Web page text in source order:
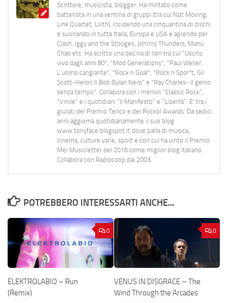
Scrittore, musicista, blogger. Ha militato come
batterista in una ventina di gruppi (tra cui Not Moving,
Link Quartet, Lilith), incidendo una cinquantina di dischi
e suonando in tutta Italia, Europa e USA e aprendo per
Clash, Iggy and the Stooges, Johnny Thunders, Manu
Chao etc. Ha scritto una decina di libri tra cui "Uscito
vivo dagli anni 80", "Mod Generations", "Paul Weller,
L’uomo cangiante", "Rock n Goal", "Rock n Spor"t, Gil
Scott-Heron Il Bob Dylan Nero" e "Ray Charles- Il genio
senza tempo". Collabora con i mensili “Classic Rock”,
"Vinile" e i quotidiani “Il Manifesto” e “Libertà”. E' tra i
giurati del Premio Tenco e del Rockol Awards. Da sedici
anni aggiorna quotidianamente il suo blog
www.tonyface.blogspot.it dove parla di musica,
cinema, culture varie, sport e con cui ha vinto il Premio
Mei Musicletter del 2016 come miglior blog italiano.
Collabora con Radiocoop dal 2003.
POTREBBERO INTERESSARTI ANCHE...
0
ELEKTROLABIO – Run
(Remix)
0
VENUS IN DISGRACE – The
Wind Through the Arcades